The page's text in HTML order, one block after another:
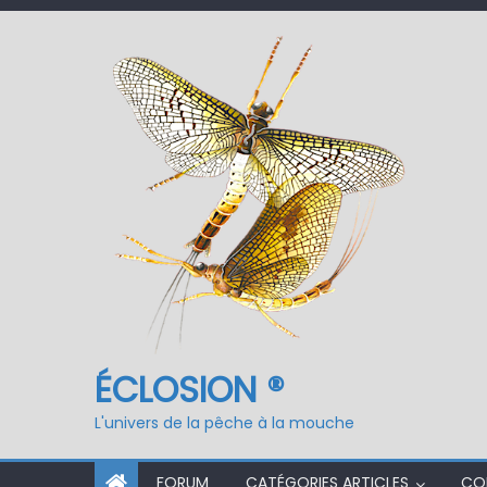
ÉCLOSION ®
L'univers de la pêche à la mouche
FORUM CATÉGORIES ARTICLES